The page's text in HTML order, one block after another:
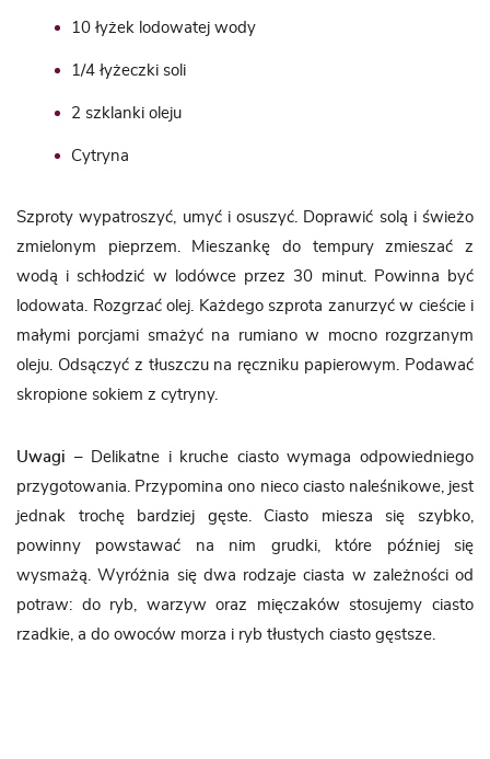
10 łyżek lodowatej wody
1/4 łyżeczki soli
2 szklanki oleju
Cytryna
Szproty wypatroszyć, umyć i osuszyć. Doprawić solą i świeżo
zmielonym pieprzem. Mieszankę do tempury zmieszać z
wodą i schłodzić w lodówce przez 30 minut. Powinna być
lodowata. Rozgrzać olej. Każdego szprota zanurzyć w cieście i
małymi porcjami smażyć na rumiano w mocno rozgrzanym
oleju. Odsączyć z tłuszczu na ręczniku papierowym. Podawać
skropione sokiem z cytryny.
Uwagi – Delikatne i kruche ciasto wymaga odpowiedniego
przygotowania. Przypomina ono nieco ciasto naleśnikowe, jest
jednak trochę bardziej gęste. Ciasto miesza się szybko,
powinny powstawać na nim grudki, które później się
wysmażą. Wyróżnia się dwa rodzaje ciasta w zależności od
potraw: do ryb, warzyw oraz mięczaków stosujemy ciasto
rzadkie, a do owoców morza i ryb tłustych ciasto gęstsze.